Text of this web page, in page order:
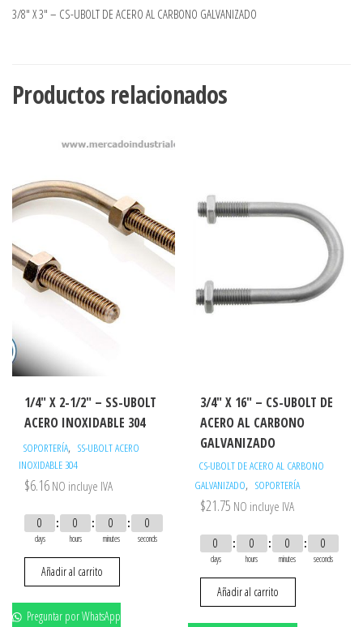
3/8″ X 3″ – CS-UBOLT DE ACERO AL CARBONO GALVANIZADO
Productos relacionados
1/4″ X 2-1/2″ – SS-UBOLT
ACERO INOXIDABLE 304
SOPORTERÍA, SS-UBOLT ACERO
INOXIDABLE 304
$6.16 NO incluye IVA
0
days
0
hours
0
minutes
0
seconds
Añadir al carrito
Preguntar por WhatsApp
3/4″ X 16″ – CS-UBOLT DE
ACERO AL CARBONO
GALVANIZADO
CS-UBOLT DE ACERO AL CARBONO
GALVANIZADO, SOPORTERÍA
$21.75 NO incluye IVA
0
days
0
hours
0
minutes
0
seconds
Añadir al carrito